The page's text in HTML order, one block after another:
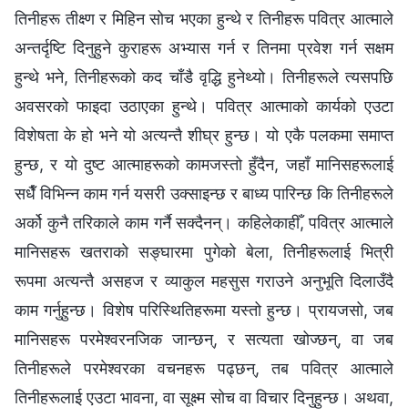
तिनीहरू तीक्ष्ण र मिहिन सोच भएका हुन्थे र तिनीहरू पवित्र आत्‍माले
अन्तर्दृष्टि दिनुहुने कुराहरू अभ्यास गर्न र तिनमा प्रवेश गर्न सक्षम
हुन्थे भने, तिनीहरूको कद चाँडै वृद्धि हुनेथ्यो। तिनीहरूले त्यसपछि
अवसरको फाइदा उठाएका हुन्थे। पवित्र आत्‍माको कार्यको एउटा
विशेषता के हो भने यो अत्यन्तै शीघ्र हुन्छ। यो एकै पलकमा समाप्त
हुन्छ, र यो दुष्ट आत्‍माहरूको कामजस्तो हुँदैन, जहाँ मानिसहरूलाई
सधैँ विभिन्‍न काम गर्न यसरी उक्साइन्छ र बाध्य पारिन्छ कि तिनीहरूले
अर्को कुनै तरिकाले काम गर्नै सक्दैनन्। कहिलेकाहीँ, पवित्र आत्माले
मानिसहरू खतराको सङ्घारमा पुगेको बेला, तिनीहरूलाई भित्री
रूपमा अत्यन्तै असहज र व्याकुल महसुस गराउने अनुभूति दिलाउँदै
काम गर्नुहुन्छ। विशेष परिस्‍थितिहरूमा यस्तो हुन्छ। प्रायजसो, जब
मानिसहरू परमेश्‍वरनजिक जान्छन्, र सत्यता खोज्छन्, वा जब
तिनीहरूले परमेश्‍वरका वचनहरू पढ्छन्, तब पवित्र आत्माले
तिनीहरूलाई एउटा भावना, वा सूक्ष्म सोच वा विचार दिनुहुन्छ। अथवा,